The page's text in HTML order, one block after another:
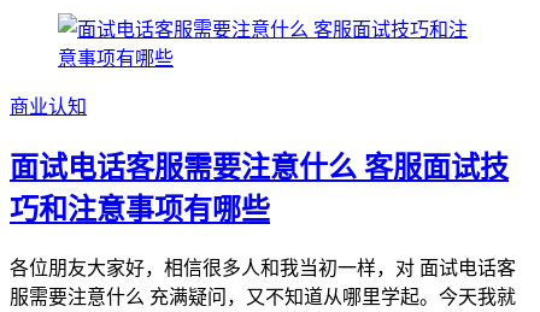
商业认知
面试电话客服需要注意什么 客服面试技
巧和注意事项有哪些
各位朋友大家好，相信很多人和我当初一样，对 面试电话客
服需要注意什么 充满疑问，又不知道从哪里学起。今天我就